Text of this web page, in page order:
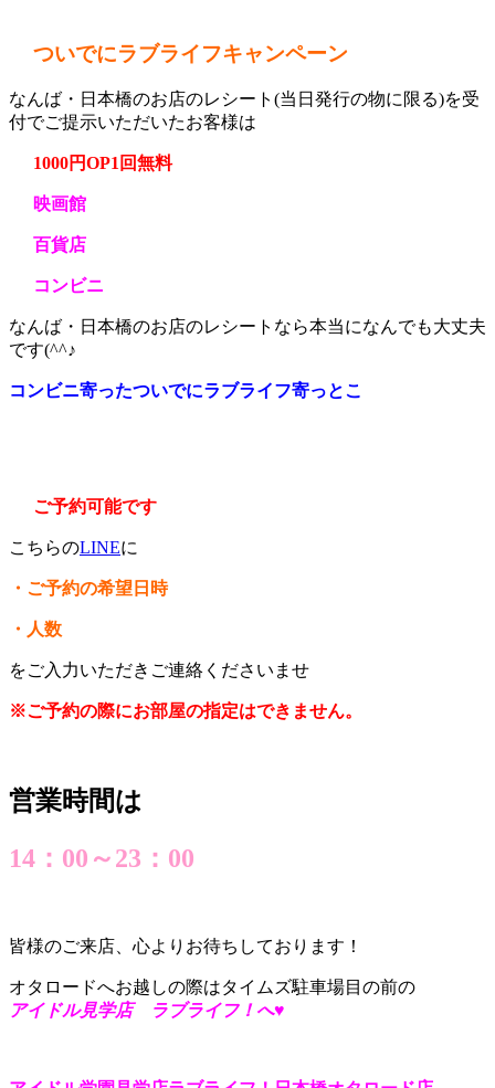
ついでにラブライフキャンペーン
なんば・日本橋のお店のレシート(当日発行の物に限る)を受
付でご提示いただいたお客様は
1000円OP1回無料
映画館
百貨店
コンビニ
なんば・日本橋のお店のレシートなら本当になんでも大丈夫
です(^^♪
コンビニ寄ったついでにラブライフ寄っとこ
ご予約可能です
こちらのLINEに
・ご予約の希望日時
・人数
をご入力いただきご連絡くださいませ
※ご予約の際にお部屋の指定はできません。
営業時間は
14：00～23：00
皆様のご来店、心よりお待ちしております！
オタロードへお越しの際はタイムズ駐車場目の前の
アイドル見学店 ラブライフ！へ♥